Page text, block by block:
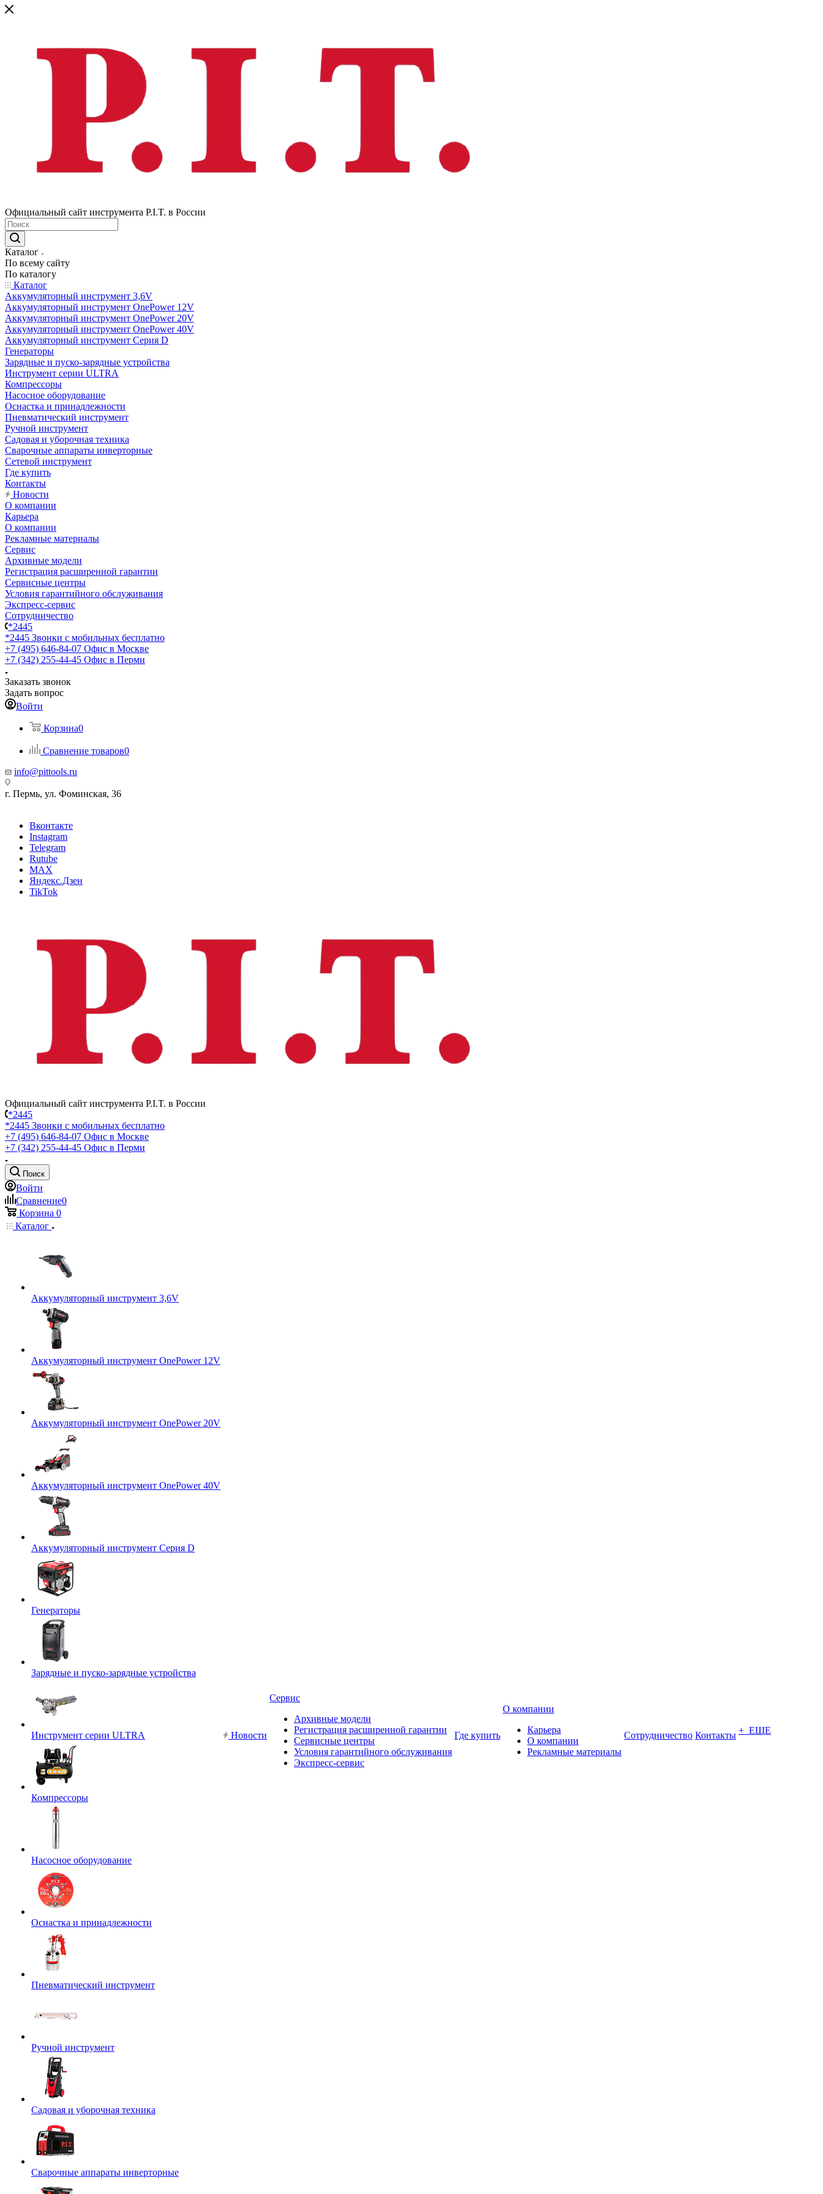
Официальный сайт инструмента P.I.T. в России
Каталог
По всему сайту
По каталогу
Каталог
Аккумуляторный инструмент 3,6V
Аккумуляторный инструмент OnePower 12V
Аккумуляторный инструмент OnePower 20V
Аккумуляторный инструмент OnePower 40V
Аккумуляторный инструмент Серия D
Генераторы
Зарядные и пуско-зарядные устройства
Инструмент серии ULTRA
Компрессоры
Насосное оборудование
Оснастка и принадлежности
Пневматический инструмент
Ручной инструмент
Садовая и уборочная техника
Сварочные аппараты инверторные
Сетевой инструмент
Где купить
Контакты
Новости
О компании
Карьера
О компании
Рекламные материалы
Сервис
Архивные модели
Регистрация расширенной гарантии
Сервисные центры
Условия гарантийного обслуживания
Экспресс-сервис
Сотрудничество
*2445
*2445 Звонки с мобильных бесплатно
+7 (495) 646-84-07 Офис в Москве
+7 (342) 255-44-45 Офис в Перми
Заказать звонок
Задать вопрос
Войти
Корзина0
Сравнение товаров0
info@pittools.ru
г. Пермь, ул. Фоминская, 36
Вконтакте
Instagram
Telegram
Rutube
MAX
Яндекс.Дзен
TikTok
Официальный сайт инструмента P.I.T. в России
*2445
*2445 Звонки с мобильных бесплатно
+7 (495) 646-84-07 Офис в Москве
+7 (342) 255-44-45 Офис в Перми
Поиск
Войти
Сравнение0
Корзина 0
Каталог
Аккумуляторный инструмент 3,6V
Аккумуляторный инструмент OnePower 12V
Аккумуляторный инструмент OnePower 20V
Аккумуляторный инструмент OnePower 40V
Аккумуляторный инструмент Серия D
Генераторы
Зарядные и пуско-зарядные устройства
Инструмент серии ULTRA
Компрессоры
Насосное оборудование
Оснастка и принадлежности
Пневматический инструмент
Ручной инструмент
Садовая и уборочная техника
Сварочные аппараты инверторные
Новости
Сервис
Архивные модели
Регистрация расширенной гарантии
Сервисные центры
Условия гарантийного обслуживания
Экспресс-сервис
Где купить
О компании
Карьера
О компании
Рекламные материалы
Сотрудничество Контакты + ЕЩЕ